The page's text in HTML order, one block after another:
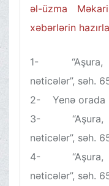
əl-üzma
xəbərlərin
1- “Aşura,
nəticələr”, səh.
2- Yenə orada
3- “Aşura,
nəticələr”, səh.
4- “Aşura,
nəticələr”, səh.